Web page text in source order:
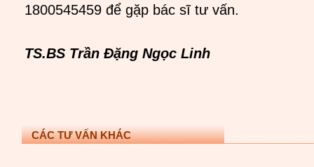
1800545459 để gặp bác sĩ tư vấn.
TS.BS Trần Đặng Ngọc Linh
CÁC TƯ VẤN KHÁC